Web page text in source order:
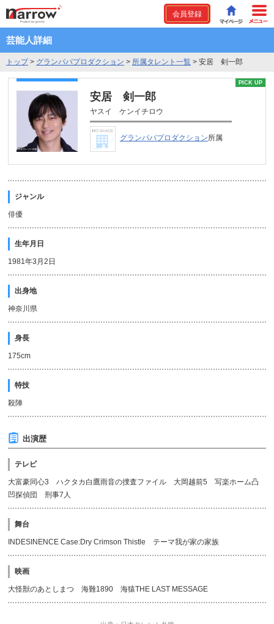
会員登録
芸能人詳細
トップ> グランパパプロダクション > 所属タレント一覧 > 安居 剣一郎
PICK UP
安居 剣一郎
ヤスイ ケンイチロウ
グランパパプロダクション所属
ジャンル
俳優
生年月日
1981年3月2日
出身地
神奈川県
身長
175cm
特技
殺陣
出演歴
テレビ
大富豪同心3 ハクタカ白鷹雨音の捜査ファイル 大岡越前5 写楽ホーム凸
凹探偵団 刑事7人
舞台
INDESINENCE Case:Dry Crimson Thistle テーマ我が家の家族
映画
大怪獣のあとしまつ 海難1890 海猿THE LAST MESSAGE